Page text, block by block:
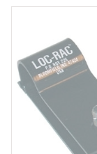
24 €
Par marque